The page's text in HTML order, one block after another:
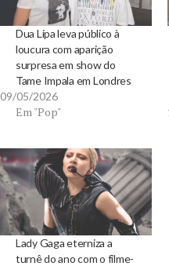
Dua Lipa leva público à
loucura com aparição
surpresa em show do
Tame Impala em Londres
09/05/2026
Em "Pop"
Lady Gaga eterniza a
turnê do ano com o filme-